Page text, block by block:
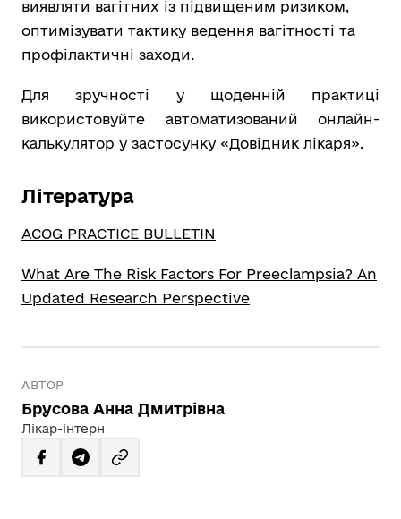
виявляти вагітних із підвищеним ризиком,
оптимізувати тактику ведення вагітності та
профілактичні заходи.
Для зручності у щоденній практиці
використовуйте автоматизований онлайн-
калькулятор у застосунку «Довідник лікаря».
Література
ACOG PRACTICE BULLETIN
What Are The Risk Factors For Preeclampsia? An
Updated Research Perspective
АВТОР
Брусова Анна Дмитрівна
Лікар-інтерн